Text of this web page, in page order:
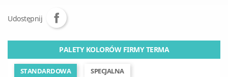
Udostępnij
PALETY KOLORÓW FIRMY TERMA
STANDARDOWA SPECJALNA